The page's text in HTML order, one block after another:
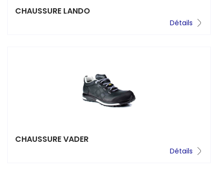
CHAUSSURE LANDO
Détails
CHAUSSURE VADER
Détails